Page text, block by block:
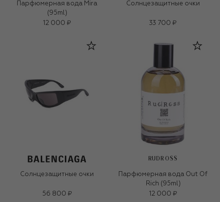
Парфюмерная вода Mira
(95ml)
12 000 ₽
Солнцезащитные очки
33 700 ₽
Солнцезащитные очки
56 800 ₽
RUDROSS
Парфюмерная вода Out Of
Rich (95ml)
12 000 ₽